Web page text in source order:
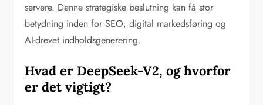
servere. Denne strategiske beslutning kan få stor
betydning inden for SEO, digital markedsføring og
AI-drevet indholdsgenerering.
Hvad er DeepSeek-V2, og hvorfor
er det vigtigt?